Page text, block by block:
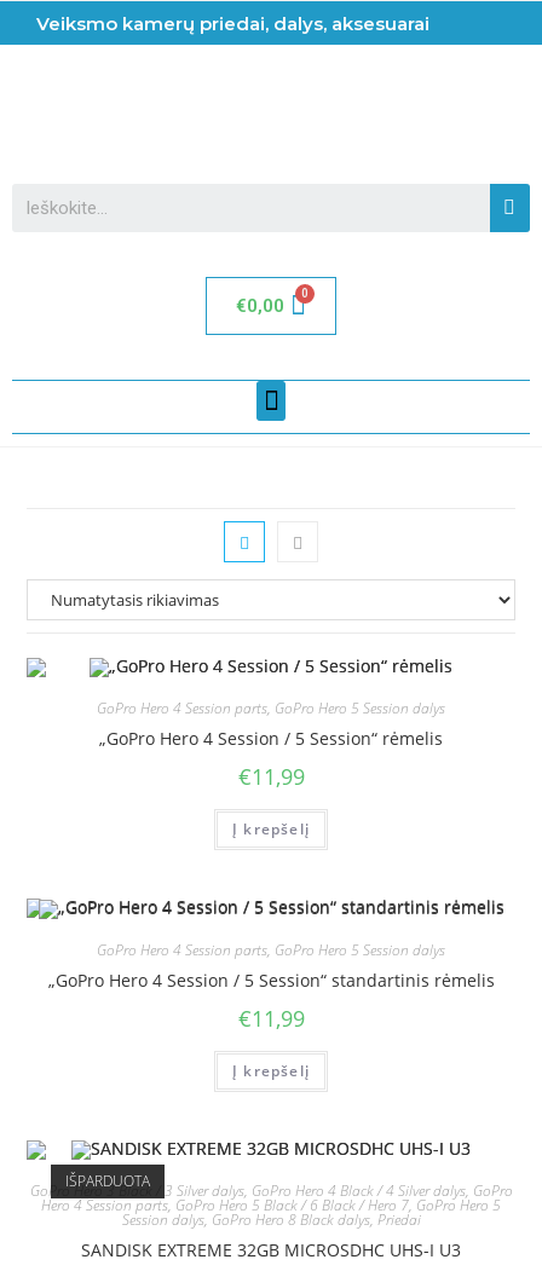
Veiksmo kamerų priedai, dalys, aksesuarai
€0,00
GoPro Hero 4 Session parts, GoPro Hero 5 Session dalys
„GoPro Hero 4 Session / 5 Session“ rėmelis
€11,99
Į krepšelį
GoPro Hero 4 Session parts, GoPro Hero 5 Session dalys
„GoPro Hero 4 Session / 5 Session“ standartinis rėmelis
€11,99
Į krepšelį
IŠPARDUOTA
GoPro Hero 3 Black / 3 Silver dalys, GoPro Hero 4 Black / 4 Silver dalys, GoPro
Hero 4 Session parts, GoPro Hero 5 Black / 6 Black / Hero 7, GoPro Hero 5
Session dalys, GoPro Hero 8 Black dalys, Priedai
SANDISK EXTREME 32GB MICROSDHC UHS-I U3